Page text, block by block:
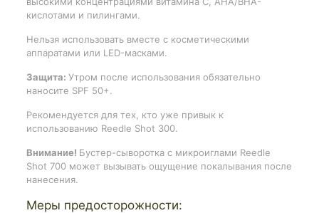
кислотами и пилингами.
Нельзя использовать вместе с косметическими
аппаратами или LED-масками.
Защита: Утром после использования обязательно
наносите SPF 50+.
Рекомендуется для тех, кто уже привык к
использованию Reedle Shot 300.
Внимание! Бустер-сыворотка с микроиглами Reedle
Shot 700 может вызывать ощущение покалывания после
нанесения.
Меры предосторожности: